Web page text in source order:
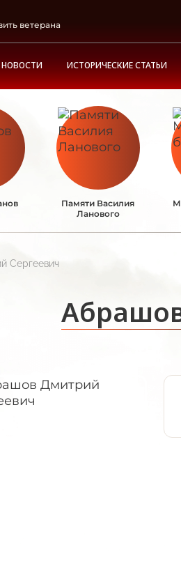
ветерана
НОВОСТИ ИСТОРИЧЕСКИЕ СТАТЬИ
Памяти Василия
Ланового
Сергеевич